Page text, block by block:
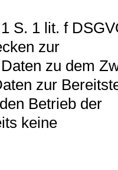
S. 1 lit. f
zur
zu dem
zur
Betrieb der
keine